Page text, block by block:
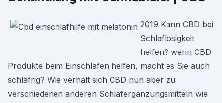
2019 Kann CBD bei
Schlaflosigkeit
helfen? wenn CBD
Produkte beim Einschlafen helfen, macht es Sie auch
schläfrig? Wie verhält sich CBD nun aber zu
verschiedenen anderen Schlafergänzungsmitteln wie